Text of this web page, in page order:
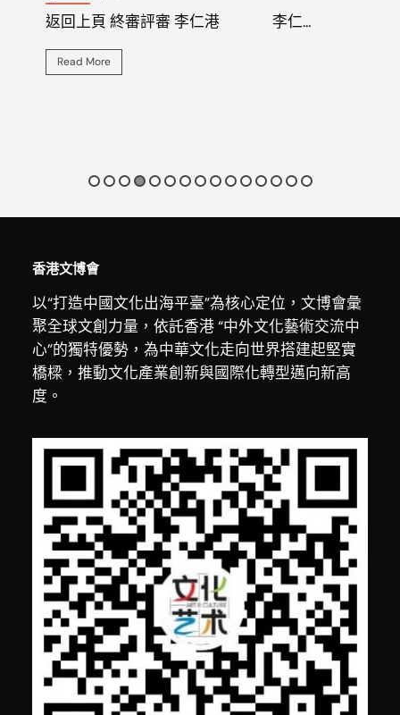
返回上頁 終審評審 霍廷霄 霍廷…
Read More
香港文博會
以“打造中國文化出海平臺”為核心定位，文博會彙
聚全球文創力量，依託香港 “中外文化藝術交流中
心”的獨特優勢，為中華文化走向世界搭建起堅實
橋樑，推動文化產業創新與國際化轉型邁向新高
度。